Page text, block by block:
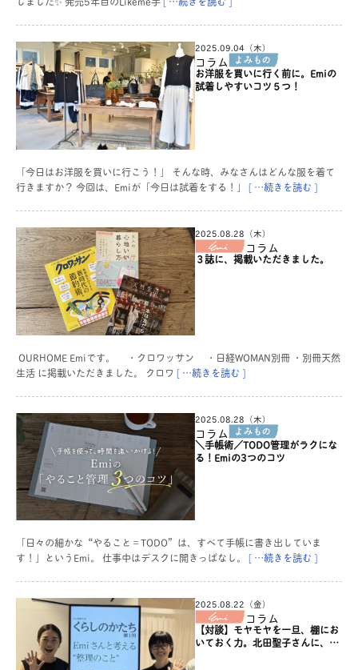
2025.09.04（木）
コラム
お洋服を買いに行く前に。Emiの
試着しやすいコツ５つ！
「今日はお洋服を買いに行こう！」 そんな時、みなさんはどんな服を着て
行きますか？ 今回は、Emiが「今日は試着をする！」 [ …続きを読む ]
2025.08.28（木）
コラム
３誌に、掲載いただきました。
OURHOME Emiです。 ・クロワッサン ・日経WOMAN別冊 ・別冊天然
生活 に掲載いただきました。 クロワ [ …続きを読む ]
2025.08.28（木）
コラム
＼手帳術／TODO管理がラクにな
る！Emiの3つのコツ
「日々の細かな“やること＝TODO”は、すべて手帳に書き出していま
す！」というEmi。 仕事中はデスクに開きっぱなし。 [ …続きを読む ]
2025.08.22（金）
コラム
【対談】モヤモヤを一旦、棚にお
いておく力。北田聖子さんに、暮